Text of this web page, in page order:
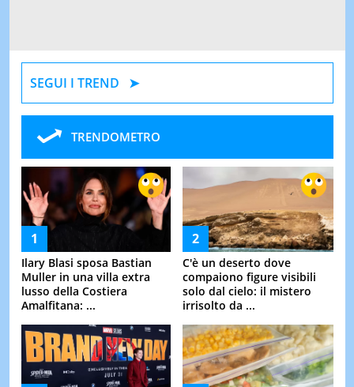
SEGUI I TREND
TRENDOMETRO
Ilary Blasi sposa Bastian
Muller in una villa extra
lusso della Costiera
Amalfitana: ...
C'è un deserto dove
compaiono figure visibili
solo dal cielo: il mistero
irrisolto da ...